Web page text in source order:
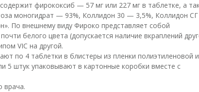
фирококсиб — 57 мг или 227 мг в таблетке, а
моногидрат — 93%, Коллидон 30 — 3,5%, Коллидон
По внешнему виду Фироко представляет собой
белого цвета (допускается наличие вкраплений
VIC на другой.
по 4 таблетки в блистеры из пленки полиэтиленовой и
5 штук упаковывают в картонные коробки вместе с
врача.